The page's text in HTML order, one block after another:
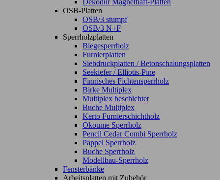
Dekodur Magnethaft-Platten
OSB-Platten
OSB/3 stumpf
OSB/3 N+F
Sperrholzplatten
Biegesperrholz
Furnierplatten
Siebdruckplatten / Betonschalungsplatten
Seekiefer / Elliotis-Pine
Finnisches Fichtensperrholz
Birke Multiplex
Multiplex beschichtet
Buche Multiplex
Kerto Furnierschichtholz
Okoume Sperrholz
Pencil Cedar Combi Sperrholz
Pappel Sperrholz
Buche Sperrholz
Modellbau-Sperrholz
Fensterbänke
Arbeitsplatten mit Zubehör